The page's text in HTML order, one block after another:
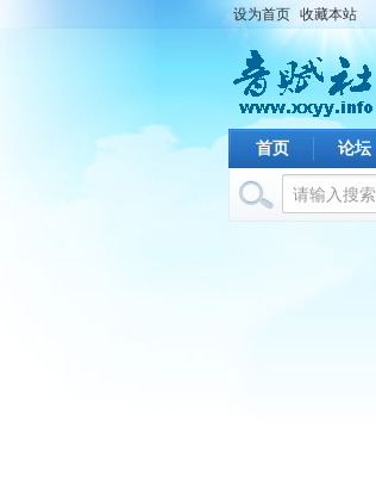
设为首页 收藏本站
首页 论坛